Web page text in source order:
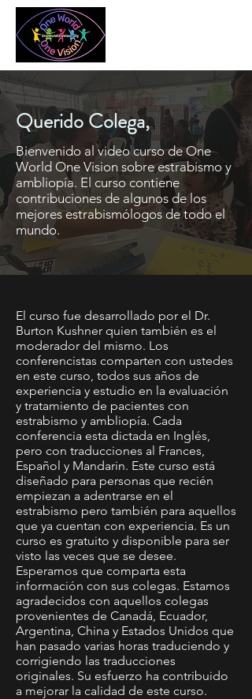
Querido Colega,
Bienvenido al video curso de One
World One Vision sobre estrabismo y
ambliopía. El curso contiene
contribuciones de algunos de los
mejores estrabismólogos de todo el
mundo.
El curso fue desarrollado por el Dr.
Burton Kushner quien también es el
moderador del mismo. Los
conferencistas comparten con ustedes
en este curso, todos sus años de
experiencia y estudio en la evaluación
y tratamiento de pacientes con
estrabismo y ambliopía. Cada
conferencia esta dictada en Inglés,
pero con traducciones al Frances,
Español y Mandarin. Este curso está
diseñado para personas que recién
empiezan a adentrarse en el
estrabismo pero también para aquellos
que ya cuentan con experiencia. Es un
curso es gratuito y disponible para ser
visto las veces que se desee.
Esperamos que comparta esta
información con sus colegas. Estamos
agradecidos con aquellos colegas
provenientes de Canadá, Ecuador,
Argentina, China y Estados Unidos que
han pasado varias horas traduciendo y
corrigiendo las traducciones
originales. Su esfuerzo ha contribuido
a mejorar la calidad de este curso.